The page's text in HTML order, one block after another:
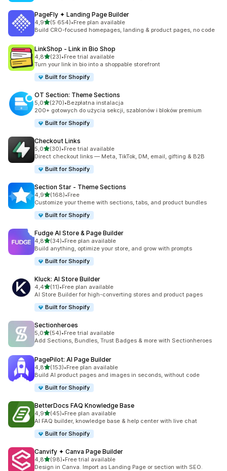
PageFly ✦ Landing Page Builder
4,9na 5 gwiazdek
(5 654)
Łączna liczba recenzji: 5654
•Free plan available
Build CRO-focused homepages, landing & product pages, no code
LinkShop ‑ Link in Bio Shop
4,8na 5 gwiazdek
(23)
Łączna liczba recenzji: 23
•Free trial available
Turn your link in bio into a shoppable storefront
Built for Shopify
OT Section: Theme Sections
5,0na 5 gwiazdek
(270)
Łączna liczba recenzji: 270
•Bezpłatna instalacja
200+ gotowych do użycia sekcji, szablonów i bloków premium
Built for Shopify
Checkout Links
5,0na 5 gwiazdek
(30)
Łączna liczba recenzji: 30
•Free trial available
Direct checkout links — Meta, TikTok, DM, email, gifting & B2B
Built for Shopify
Section Star ‑ Theme Sections
4,9na 5 gwiazdek
(168)
Łączna liczba recenzji: 168
•Free
Customize your theme with sections, tabs, and product bundles
Built for Shopify
Fudge AI Store & Page Builder
4,8na 5 gwiazdek
(34)
Łączna liczba recenzji: 34
•Free plan available
Build anything, optimize your store, and grow with prompts
Built for Shopify
Kluck: AI Store Builder
4,4na 5 gwiazdek
(11)
Łączna liczba recenzji: 11
•Free plan available
AI Store Builder for high-converting stores and product pages
Built for Shopify
Sectionheroes
5,0na 5 gwiazdek
(54)
Łączna liczba recenzji: 54
•Free trial available
Add Sections, Bundles, Trust Badges & more with Sectionheroes
PagePilot: AI Page Builder
4,8na 5 gwiazdek
(153)
Łączna liczba recenzji: 153
•Free plan available
Build AI product pages and images in seconds, without code
Built for Shopify
BetterDocs FAQ Knowledge Base
4,9na 5 gwiazdek
(45)
Łączna liczba recenzji: 45
•Free plan available
AI FAQ builder, knowledge base & help center with live chat
Built for Shopify
Canvify ✦ Canva Page Builder
4,8na 5 gwiazdek
(98)
Łączna liczba recenzji: 98
•Free trial available
Design in Canva. Import as Landing Page or section with SEO.